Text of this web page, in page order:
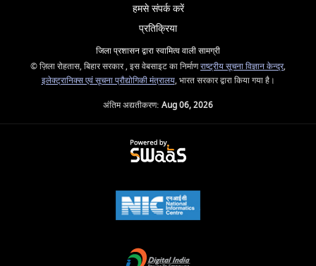
हमसे संपर्क करें
प्रतिक्रिया
जिला प्रशासन द्वारा स्वामित्व वाली सामग्री
© ज़िला रोहतास, बिहार सरकार , इस वेबसाइट का निर्माणराष्ट्रीय सूचना विज्ञान केन्द्र,
इलेक्ट्रानिक्स एवं सूचना प्रौद्योगिकी मंत्रालय, भारत सरकार द्वारा किया गया है।
अंतिम अद्यतीकरण: Aug 06, 2026